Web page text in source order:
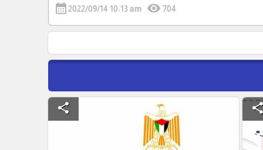
calendar_month2022/09/14 10:13 am visibility 704
share